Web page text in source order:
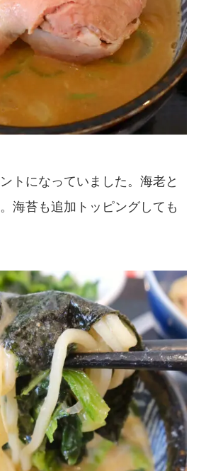
トになっていました。海老と
海苔も追加トッピングしても